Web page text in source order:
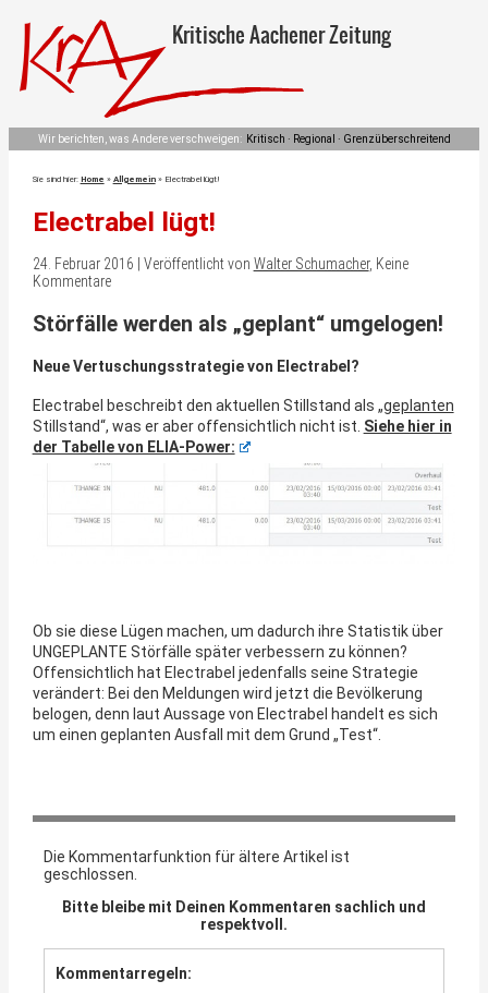
Kritische Aachener Zeitung
Wir berichten, was Andere verschweigen: Kritisch · Regional · Grenzüberschreitend
Sie sind hier: Home » Allgemein» Electrabel lügt!
Electrabel lügt!
24. Februar 2016 | Veröffentlicht von Walter Schumacher, Keine
Kommentare
Störfälle werden als „geplant“ umgelogen!
Neue Vertuschungsstrategie von Electrabel?
Electrabel beschreibt den aktuellen Stillstand als „geplanten
Stillstand“, was er aber offensichtlich nicht ist. Siehe hier in
der Tabelle von ELIA-Power:
Ob sie diese Lügen machen, um dadurch ihre Statistik über
UNGEPLANTE Störfälle später verbessern zu können?
Offensichtlich hat Electrabel jedenfalls seine Strategie
verändert: Bei den Meldungen wird jetzt die Bevölkerung
belogen, denn laut Aussage von Electrabel handelt es sich
um einen geplanten Ausfall mit dem Grund „Test“.
Die Kommentarfunktion für ältere Artikel ist
geschlossen.
Bitte bleibe mit Deinen Kommentaren sachlich und
respektvoll.
Kommentarregeln: